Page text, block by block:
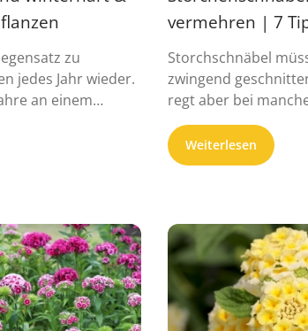
zu
jedes Jahr wieder.
an einem
vermehren | 7
Storchschnäbel
zwingend
regt aber bei
Zweitblü...
Weiterlesen